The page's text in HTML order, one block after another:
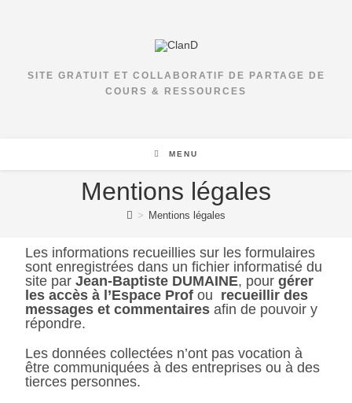
SITE GRATUIT ET COLLABORATIF DE PARTAGE DE
COURS & RESSOURCES
MENU
Mentions légales
> Mentions légales
Les informations recueillies sur les formulaires
sont enregistrées dans un fichier informatisé du
site parJean-Baptiste DUMAINE, pourgérer
les accès à l’Espace Profou recueillir des
messages et commentairesafin de pouvoir y
répondre.
Les données collectées n’ont pas vocation à
être communiquées à des entreprises ou à des
tierces personnes.